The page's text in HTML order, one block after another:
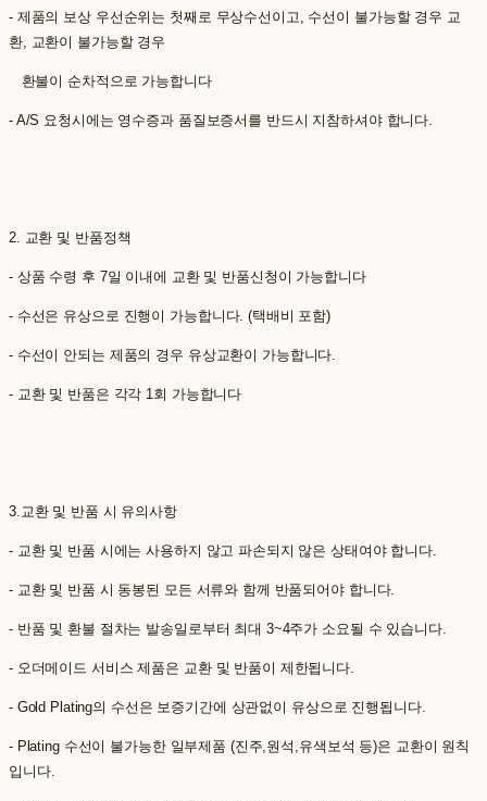
- 제품의 보상 우선순위는 첫째로 무상수선이고, 수선이 불가능할 경우 교
환, 교환이 불가능할 경우
환불이 순차적으로 가능합니다
- A/S 요청시에는 영수증과 품질보증서를 반드시 지참하셔야 합니다.
2. 교환 및 반품정책
- 상품 수령 후 7일 이내에 교환 및 반품신청이 가능합니다
- 수선은 유상으로 진행이 가능합니다. (택배비 포함)
- 수선이 안되는 제품의 경우 유상교환이 가능합니다.
- 교환 및 반품은 각각 1회 가능합니다
3.교환 및 반품 시 유의사항
- 교환 및 반품 시에는 사용하지 않고 파손되지 않은 상태여야 합니다.
- 교환 및 반품 시 동봉된 모든 서류와 함께 반품되어야 합니다.
- 반품 및 환불 절차는 발송일로부터 최대 3~4주가 소요될 수 있습니다.
- 오더메이드 서비스 제품은 교환 및 반품이 제한됩니다.
- Gold Plating의 수선은 보증기간에 상관없이 유상으로 진행됩니다.
- Plating 수선이 불가능한 일부제품 (진주,원석,유색보석 등)은 교환이 원칙
입니다.